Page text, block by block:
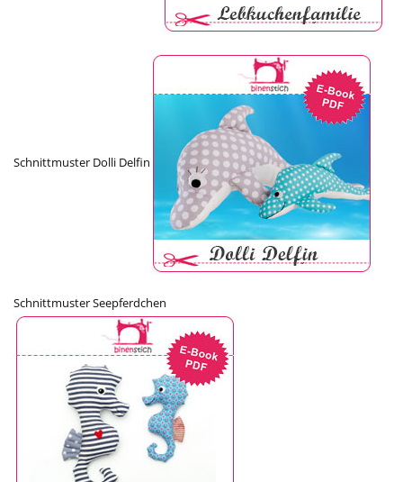
Schnittmuster Dolli Delfin
Schnittmuster Seepferdchen